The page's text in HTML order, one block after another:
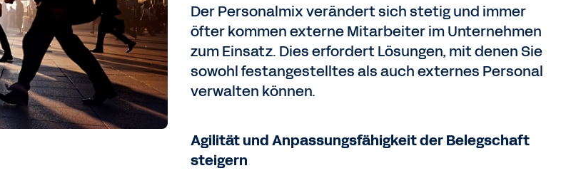
Der Personalmix verändert sich stetig und immer
öfter kommen externe Mitarbeiter im Unternehmen
zum Einsatz. Dies erfordert Lösungen, mit denen Sie
sowohl festangestelltes als auch externes Personal
verwalten können.
Agilität und Anpassungsfähigkeit der Belegschaft
steigern